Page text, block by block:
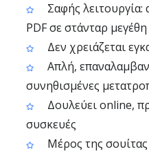
Σαφής
PDF σε στάνταρ
Δεν χρειάζεται
Απλή,
συνηθισμένες
Δουλεύει online,
συσκευές
Μέρος της